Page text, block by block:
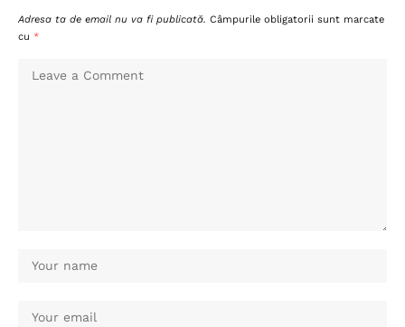
Adresa ta de email nu va fi publicată. Câmpurile obligatorii sunt marcate
cu *